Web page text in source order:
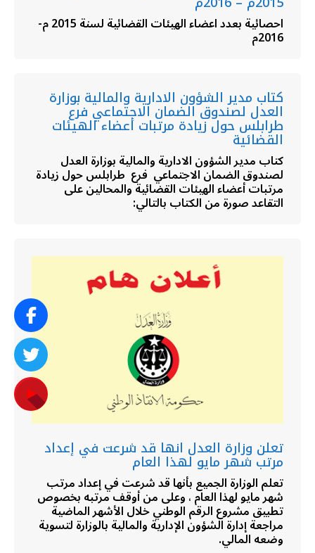
احصائية بعدد اعضاء الهيئات القضائية لسنة 2015 م-
2016م
كتاب مدير الشؤون الادارية والمالية بوزارة
العدل لصندوق الضمان الاجتماعي فرع
طرابلس حول زيادة مرتبات أعضاء الهيئات
القضائية
كتاب مدير الشؤون الادارية والمالية بوزارة العدل
لصندوق الضمان الاجتماعي فرع طرابلس حول زيادة
مرتبات أعضاء الهيئات القضائية والمحالين على
التقاعد صورة من الكتاب بالتالي:
تعلن وزارة العدل انها قد شرعت في إعداد
مرتب شهر مايو لهذا العام
تعلم الوزارة الجميع بأنها قد شرعت في إعداد مرتب
شهر مايو لهذا العام ، وعلى من أوقف مرتبه بخصوص
تطبيق مشروع الرقم الوطني خلال الأشهر الماضية
مراجعة إدارة الشؤون الإدارية والمالية بالوزارة لتسوية
وضعه المالي.